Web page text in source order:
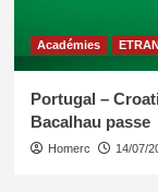
Académies
Portugal –
Bacalhau passe
Homerc 14/07/